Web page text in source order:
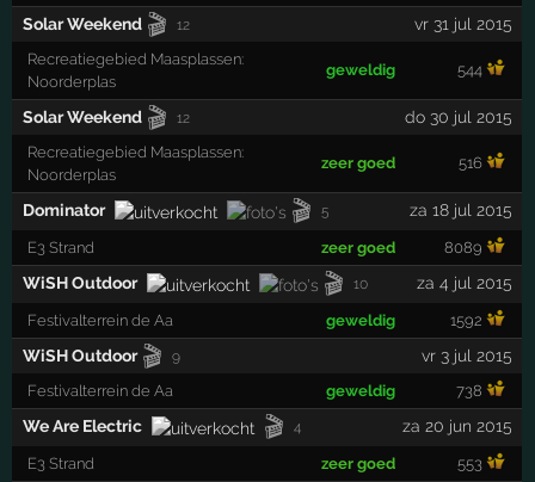
Solar Weekend 🎬 12 vr 31 jul 2015
Recreatiegebied Maasplassen:
Noorderplas
geweldig 544
Solar Weekend 🎬 12 do 30 jul 2015
Recreatiegebied Maasplassen:
Noorderplas
zeer goed 516
Dominator 🎬 5 za 18 jul 2015
E3 Strand zeer goed 8089
WiSH Outdoor 🎬 10 za 4 jul 2015
Festivalterrein de Aa geweldig 1592
WiSH Outdoor 🎬 9 vr 3 jul 2015
Festivalterrein de Aa geweldig 738
We Are Electric 🎬 4 za 20 jun 2015
E3 Strand zeer goed 553